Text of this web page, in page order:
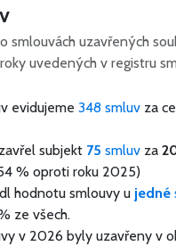
smlouvách uzavřených
uvedených v registru
evidujeme 348 smluv za
subjekt 75 smluv za
% oproti roku 2025)
hodnotu smlouvy u jedné
ze všech.
v 2026 byly uzavřeny v